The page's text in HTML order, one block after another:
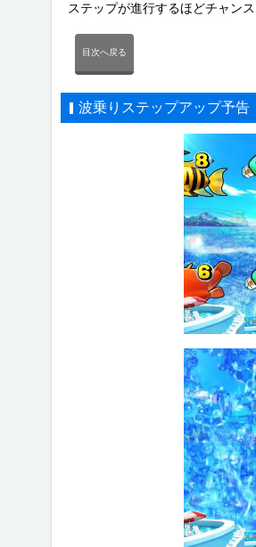
ステップが進行するほどチャン
目次へ戻る
波乗りステップアップ予告